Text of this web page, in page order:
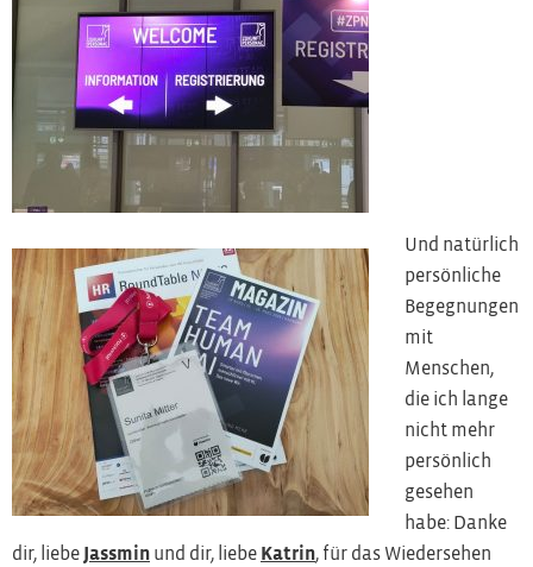
Und natürlich
persönliche
Begegnungen
mit
Menschen,
die ich lange
nicht mehr
persönlich
gesehen
habe: Danke
dir, liebe Jassmin und dir, liebe Katrin, für das Wiedersehen